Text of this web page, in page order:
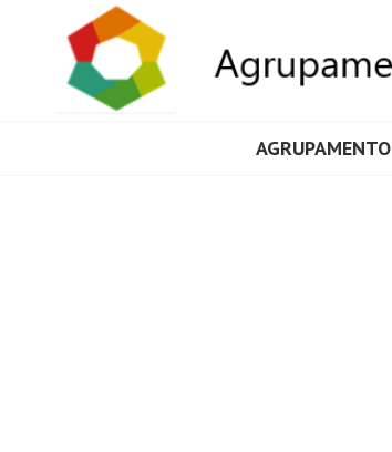
AGRUPAMENTO